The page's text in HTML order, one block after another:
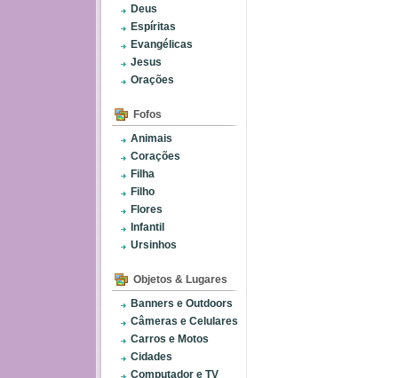
Deus
Espíritas
Evangélicas
Jesus
Orações
Fofos
Animais
Corações
Filha
Filho
Flores
Infantil
Ursinhos
Objetos & Lugares
Banners e Outdoors
Câmeras e Celulares
Carros e Motos
Cidades
Computador e TV